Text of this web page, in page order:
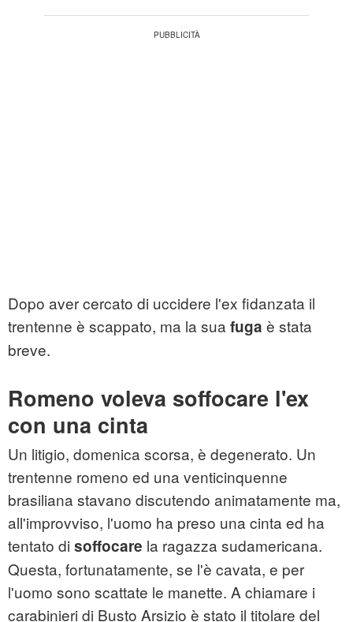
Dopo aver cercato di uccidere l'ex fidanzata il
trentenne è scappato, ma la sua fuga è stata
breve.
Romeno voleva soffocare l'ex
con una cinta
Un litigio, domenica scorsa, è degenerato. Un
trentenne romeno ed una venticinquenne
brasiliana stavano discutendo animatamente ma,
all'improvviso, l'uomo ha preso una cinta ed ha
tentato di soffocare la ragazza sudamericana.
Questa, fortunatamente, se l'è cavata, e per
l'uomo sono scattate le manette. A chiamare i
carabinieri di Busto Arsizio è stato il titolare del